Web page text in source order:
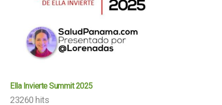
Ella Invierte Summit 2025
23260 hits